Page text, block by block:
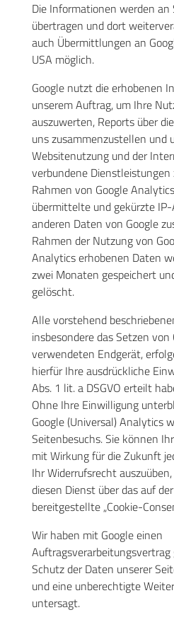
Die Informationen werden an
übertragen und dort
auch Übermittlungen an
USA möglich.
Google nutzt die erhobenen
unserem Auftrag, um Ihre
auszuwerten, Reports über
uns zusammenzustellen und
Websitenutzung und der
verbundene Dienstleistungen
Rahmen von Google
übermittelte und gekürzte
anderen Daten von Google
Rahmen der Nutzung von
Analytics erhobenen Daten
zwei Monaten gespeichert
gelöscht.
Alle vorstehend
insbesondere das Setzen von
verwendeten Endgerät,
hierfür Ihre ausdrückliche
Abs. 1 lit. a DSGVO erteilt
Ohne Ihre Einwilligung
Google (Universal) Analytics
Seitenbesuchs. Sie können
mit Wirkung für die Zukunft
Ihr Widerrufsrecht
diesen Dienst über das auf
bereitgestellte „Cookie-
Wir haben mit Google einen
Auftragsverarbeitungsvertrag
Schutz der Daten unserer
und eine unberechtigte
untersagt.